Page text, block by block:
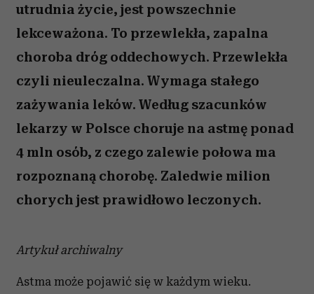
utrudnia życie, jest powszechnie
lekceważona. To przewlekła, zapalna
choroba dróg oddechowych. Przewlekła
czyli nieuleczalna. Wymaga stałego
zażywania leków. Według szacunków
lekarzy w Polsce choruje na astmę ponad
4 mln osób, z czego zalewie połowa ma
rozpoznaną chorobę. Zaledwie milion
chorych jest prawidłowo leczonych.
Artykuł archiwalny
Astma może pojawić się w każdym wieku.